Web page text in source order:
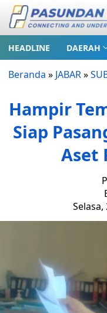
HEADLINE DAERAH
Beranda » JABAR»
Hampir
Siap
Aset
Selasa,